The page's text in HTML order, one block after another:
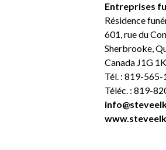
Entreprises
Résidence
601, rue du
Sherbrooke,
Canada J1G
Tél. : 819-
Téléc. : 819-